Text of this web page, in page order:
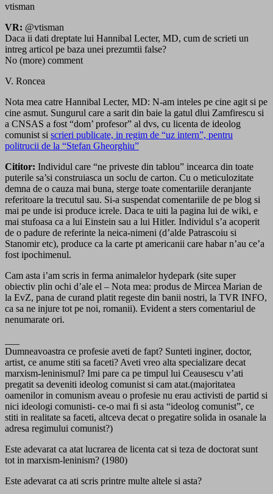
vtisman
VR: @vtisman
Daca ii dati dreptate lui Hannibal Lecter, MD, cum de scrieti un
intreg articol pe baza unei prezumtii false?
No (more) comment
V. Roncea
Nota mea catre Hannibal Lecter, MD: N-am inteles pe cine agit si pe
cine asmut. Sungurul care a sarit din baie la gatul dlui Zamfirescu si
a CNSAS a fost “dom’ profesor” al dvs, cu licenta de ideolog
comunist si scrieri publicate, in regim de “uz intern”, pentru
politrucii de la “Stefan Gheorghiu”
Cititor: Individul care “ne priveste din tablou” incearca din toate
puterile sa’si construiasca un soclu de carton. Cu o meticulozitate
demna de o cauza mai buna, sterge toate comentariile deranjante
referitoare la trecutul sau. Si-a suspendat comentariile de pe blog si
mai pe unde isi produce icrele. Daca te uiti la pagina lui de wiki, e
mai stufoasa ca a lui Einstein sau a lui Hitler. Individul s’a acoperit
de o padure de referinte la neica-nimeni (d’alde Patrascoiu si
Stanomir etc), produce ca la carte pt americanii care habar n’au ce’a
fost ipochimenul.
Cam asta i’am scris in ferma animalelor hydepark (site super
obiectiv plin ochi d’ale el – Nota mea: produs de Mircea Marian de
la EvZ, pana de curand platit regeste din banii nostri, la TVR INFO,
ca sa ne injure tot pe noi, romanii). Evident a sters comentariul de
nenumarate ori.
Dumneavoastra ce profesie aveti de fapt? Sunteti inginer, doctor,
artist, ce anume stiti sa faceti? Aveti vreo alta specializare decat
marxism-leninismul? Imi pare ca pe timpul lui Ceausescu v’ati
pregatit sa deveniti ideolog comunist si cam atat.(majoritatea
oamenilor in comunism aveau o profesie nu erau activisti de partid si
nici ideologi comunisti- ce-o mai fi si asta “ideolog comunist”, ce
stiti in realitate sa faceti, altceva decat o pregatire solida in osanale la
adresa regimului comunist?)
Este adevarat ca atat lucrarea de licenta cat si teza de doctorat sunt
tot in marxism-leninism? (1980)
Este adevarat ca ati scris printre multe altele si asta?